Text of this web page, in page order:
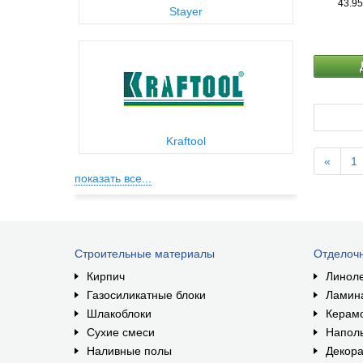
Stayer
Kraftool
показать все...
43.95
« 1
Строительные материалы
Кирпич
Газосиликатные блоки
Шлакоблоки
Сухие смеси
Наливные полы